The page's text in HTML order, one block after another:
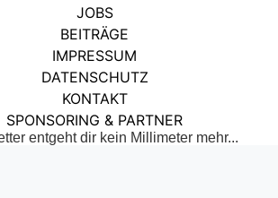
JOBS
BEITRÄGE
IMPRESSUM
DATENSCHUTZ
KONTAKT
SPONSORING & PARTNER
entgeht dir kein Millimeter mehr...